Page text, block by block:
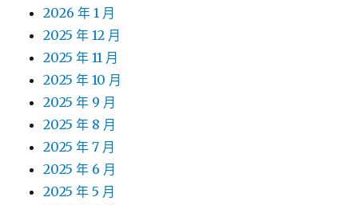
2026 年 1 月
2025 年 12 月
2025 年 11 月
2025 年 10 月
2025 年 9 月
2025 年 8 月
2025 年 7 月
2025 年 6 月
2025 年 5 月